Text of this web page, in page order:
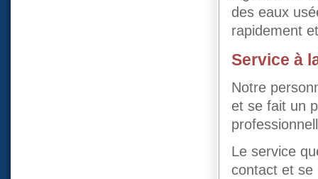
des eaux
rapidement
Service à
Notre
et se fait un
Le service
contact et se